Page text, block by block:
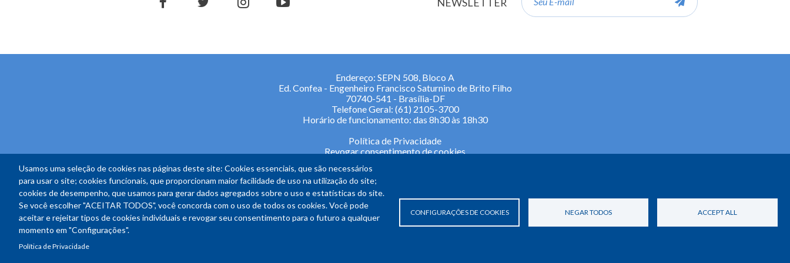
Usamos uma seleção de cookies nas páginas deste site: Cookies essenciais, que são necessários
para usar o site; cookies funcionais, que proporcionam maior facilidade de uso na utilização do site;
cookies de desempenho, que usamos para gerar dados agregados sobre o uso e estatísticas do site.
Se você escolher "ACEITAR TODOS", você concorda com o uso de todos os cookies. Você pode
aceitar e rejeitar tipos de cookies individuais e revogar seu consentimento para o futuro a qualquer
momento em "Configurações".
Política de Privacidade
CONFIGURAÇÕES DE COOKIES NEGAR TODOS ACCEPT ALL
mail
Endereço: SEPN 508, Bloco A
Ed. Confea - Engenheiro Francisco Saturnino de Brito Filho
70740-541 - Brasília-DF
Telefone Geral: (61) 2105-3700
Horário de funcionamento: das 8h30 às 18h30
Política de Privacidade
Revogar consentimento de cookies